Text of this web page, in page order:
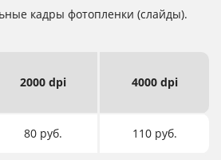
кадры фотопленки (слайды).
2000 dpi 4000 dpi
80 руб. 110 руб.